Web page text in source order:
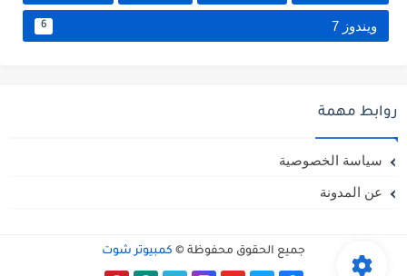
ويندوز 7 6
روابط مهمة
سياسة الخصوصية
عن المدونة
جميع الحقوق محفوظة © كمبيوتر شوت